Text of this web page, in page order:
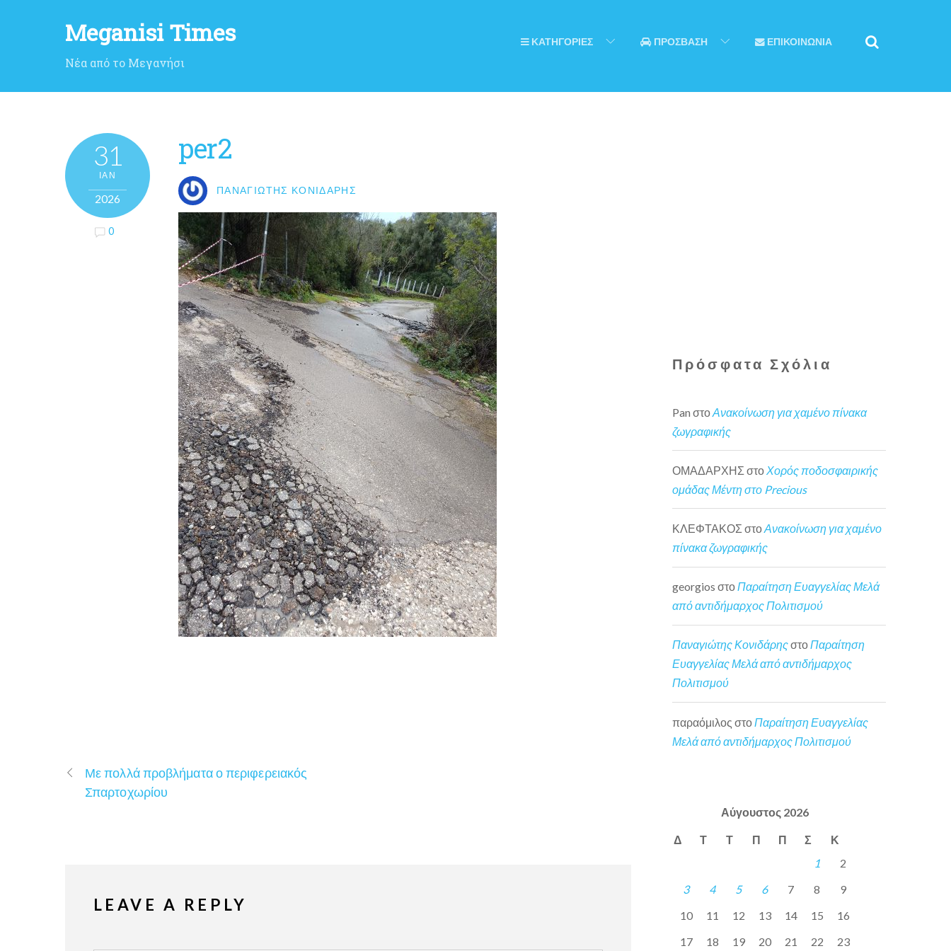
Meganisi Times
Νέα από το Μεγανήσι
ΚΑΤΗΓΟΡΙΕΣ ΠΡΟΣΒΑΣΗ ΕΠΙΚΟΙΝΩΝΙΑ
31
ΙΑΝ
2026
0
per2
ΠΑΝΑΓΙΏΤΗΣ ΚΟΝΙΔΆΡΗΣ
Με πολλά προβλήματα ο περιφερειακός
Σπαρτοχωρίου
LEAVE A REPLY
Πρόσφατα Σχόλια
Pan στοΑνακοίνωση για χαμένο πίνακα
ζωγραφικής
ΟΜΑΔΑΡΧΗΣ στο Χορός ποδοσφαιρικής
ομάδας Μέντη στο Precious
ΚΛΕΦΤΑΚΟΣ στοΑνακοίνωση για χαμένο
πίνακα ζωγραφικής
georgios στοΠαραίτηση Ευαγγελίας Μελά
από αντιδήμαρχος Πολιτισμού
Παναγιώτης ΚονιδάρηςστοΠαραίτηση
Ευαγγελίας Μελά από αντιδήμαρχος
Πολιτισμού
παραόμιλος στο Παραίτηση Ευαγγελίας
Μελά από αντιδήμαρχος Πολιτισμού
Αύγουστος 2026
Δ Τ Τ Π Π Σ
Κ
1
2
3
4 5 6 7 8
9
10
11 12 13 14 15
16
17
18 19 20 21 22 23